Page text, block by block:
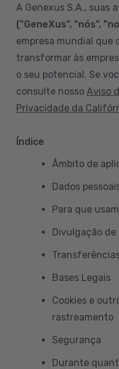
A Genexus S.A., suas
("GeneXus", "nós",
empresa mundial que
transformar às
o seu potencial. Se
consulte nosso Aviso
Privacidade da
Índice
Âmbito de
Dados
Para que
Divulgação de
Bases Legais
Cookies e
rastreamento
Segurança
Durante